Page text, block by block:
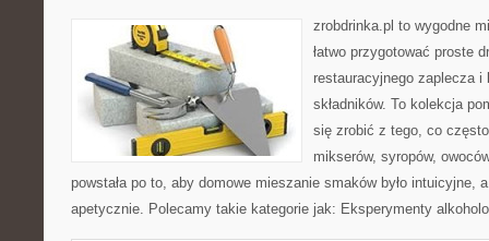
zrobdrinka.pl to wygodne
łatwo przygotować proste
restauracyjnego zaplecza i
składników. To kolekcja
się zrobić z tego, co
mikserów, syropów,
powstała po to, aby domowe mieszanie smaków było intuicyjne,
apetycznie. Polecamy takie kategorie jak: Eksperymenty